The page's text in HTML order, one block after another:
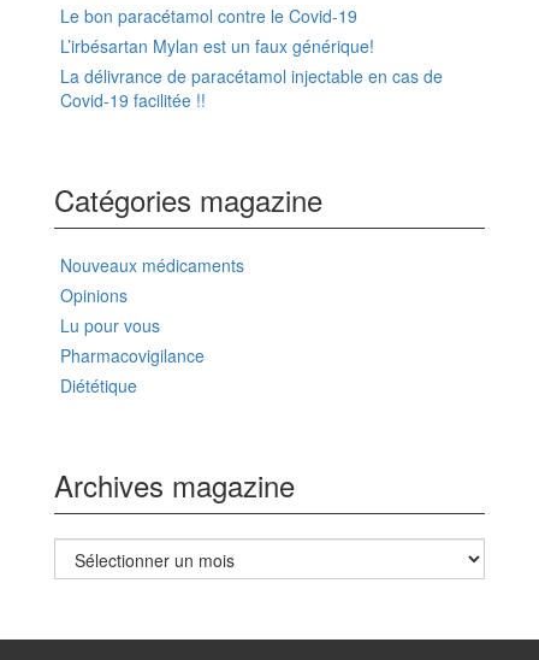
Le bon paracétamol contre le Covid-19
L’irbésartan Mylan est un faux générique!
La délivrance de paracétamol injectable en cas de
Covid-19 facilitée !!
Catégories magazine
Nouveaux médicaments
Opinions
Lu pour vous
Pharmacovigilance
Diététique
Archives magazine
Archives
magazine